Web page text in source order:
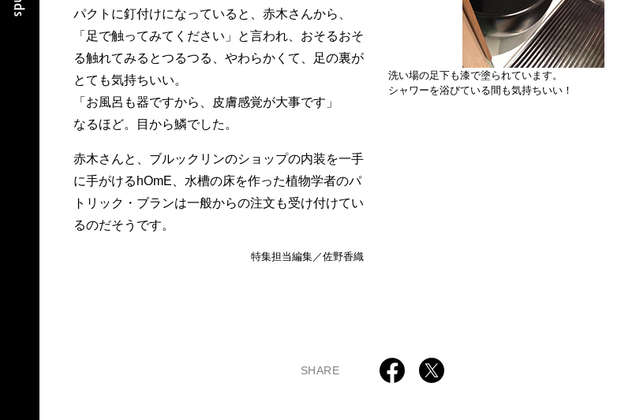
パクトに釘付けになっていると、赤木さんから、
「足で触ってみてください」と言われ、おそるおそ
る触れてみるとつるつる、やわらかくて、足の裏が
とても気持ちいい。
「お風呂も器ですから、皮膚感覚が大事です」
なるほど。目から鱗でした。
赤木さんと、ブルックリンのショップの内装を一手
に手がけるhOmE、水槽の床を作った植物学者のパ
トリック・ブランは一般からの注文も受け付けてい
るのだそうです。
特集担当編集／佐野香織
洗い場の足下も漆で塗られています。
シャワーを浴びている間も気持ちいい！
SHARE